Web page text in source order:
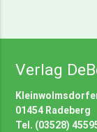
Verlag
01454 Radeberg
Tel. (03528)